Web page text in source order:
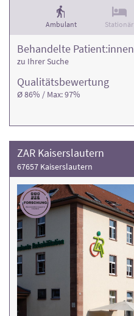
Ambulant Stationär
Qualitäts­bewertung
Ø 86% / Max: 97%
Behandelte Patient:innen
zu Ihrer Suche
ZAR Kaiserslautern
67657 Kaiserslautern